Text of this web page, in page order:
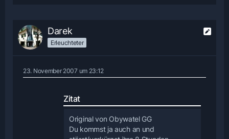
Darek
Erleuchteter
23. November 2007 um 23:12
Zitat
Original von Obywatel GG
Du kommst ja auch an und